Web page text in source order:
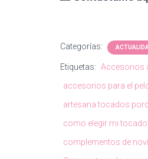
Categorías:
Etiquetas: Accesorios
accesorios para el
artesana tocados
como elegir mi tocado
complementos de